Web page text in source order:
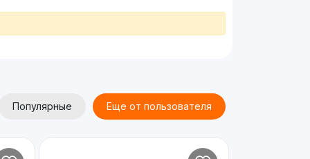
Популярные Еще от пользователя